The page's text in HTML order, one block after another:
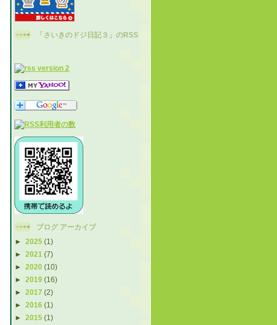
「さいきのドジ日記３」のRSS
ブログ アーカイブ
► 2025 (1)
► 2021 (7)
► 2020 (10)
► 2019 (16)
► 2017 (2)
► 2016 (1)
► 2015 (1)